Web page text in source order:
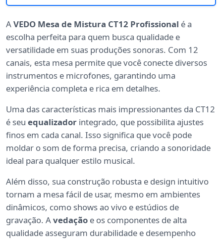
AVEDO Mesa de Mistura CT12 Profissional é a
escolha perfeita para quem busca qualidade e
versatilidade em suas produções sonoras. Com 12
canais, esta mesa permite que você conecte diversos
instrumentos e microfones, garantindo uma
experiência completa e rica em detalhes.
Uma das características mais impressionantes da CT12
é seu equalizador integrado, que possibilita ajustes
finos em cada canal. Isso significa que você pode
moldar o som de forma precisa, criando a sonoridade
ideal para qualquer estilo musical.
Além disso, sua construção robusta e design intuitivo
tornam a mesa fácil de usar, mesmo em ambientes
dinâmicos, como shows ao vivo e estúdios de
gravação. Avedação e os componentes de alta
qualidade asseguram durabilidade e desempenho